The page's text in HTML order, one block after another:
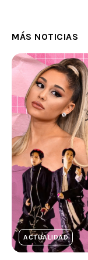
MÁS NOTICIAS
ACTUALIDAD